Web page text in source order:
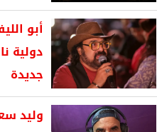
أبو
دولية
جديدة
وليد